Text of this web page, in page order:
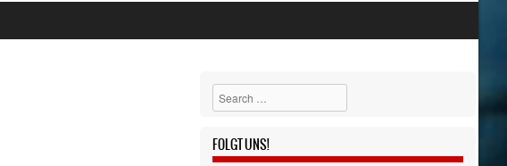
Search
FOLGT UNS!